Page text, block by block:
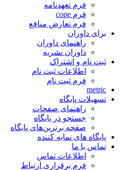
فرم تعهدنامه
فرم cope
فرم تعارض منافع
برای داوران
راهنمای داوران
داوران نشریه
ثبت نام و اشتراک
اطلاعات ثبت نام
فرم ثبت نام
metric
تسهیلات پایگاه
راهنمای صفحات
جستجو در پایگاه
صفحه برترین‌های پایگاه
پایگاه های نمایه کننده
تماس با ما
اطلاعات تماس
فرم برقراری ارتباط